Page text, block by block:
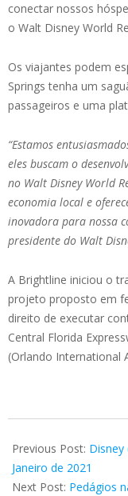
conectar nossos
o Walt Disney World
Os viajantes podem
Springs tenha um
passageiros e uma
“Estamos
eles buscam o
no Walt Disney World
economia local e
inovadora para nossa
presidente do Walt
A Brightline iniciou o
projeto proposto em
direito de executar
Central Florida
(Orlando International
11-
23
Previous Post: Disney
Janeiro de 2021
Next Post: Pedágios